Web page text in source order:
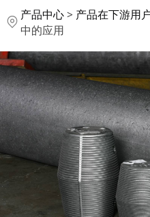
公司产品
的应用
产品中心> 产品在下游用
中的应用